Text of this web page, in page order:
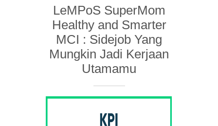
LeMPoS SuperMom
Healthy and Smarter
MCI : Sidejob Yang
Mungkin Jadi Kerjaan
Utamamu